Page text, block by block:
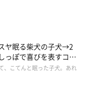
リモート会議をしてい
ヤ眠る柴犬の子犬→2
っぽで喜びを表すコに
、こてんと眠った子犬。あれ